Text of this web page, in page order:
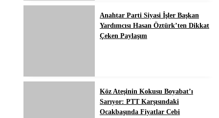
Anahtar Parti Siyasi İşler Başkan
Yardımcısı Hasan Öztürk’ten Dikkat
Çeken Paylaşım
Köz Ateşinin Kokusu Boyabat’ı
Sarıyor: PTT Karşısındaki
Ocakbaşında Fiyatlar Cebi